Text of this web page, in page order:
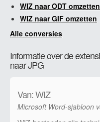
WIZ naar ODT omzetten
WIZ naar GIF omzetten
Alle conversies
Informatie over de
naar JPG
Van: WIZ
Microsoft Word-sjabloon